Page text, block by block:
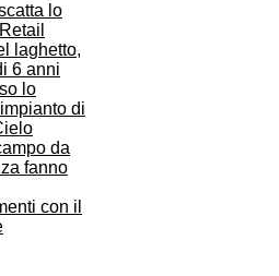
lo
laghetto,
6 anni
lo
di
da
fanno
con il